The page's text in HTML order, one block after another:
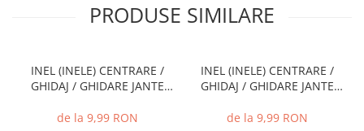
PRODUSE SIMILARE
INEL (INELE) CENTRARE /
GHIDAJ / GHIDARE JANTE
de la 9,99 RON
INEL (INELE) CENTRARE /
GHIDAJ / GHIDARE JANTE
de la 9,99 RON